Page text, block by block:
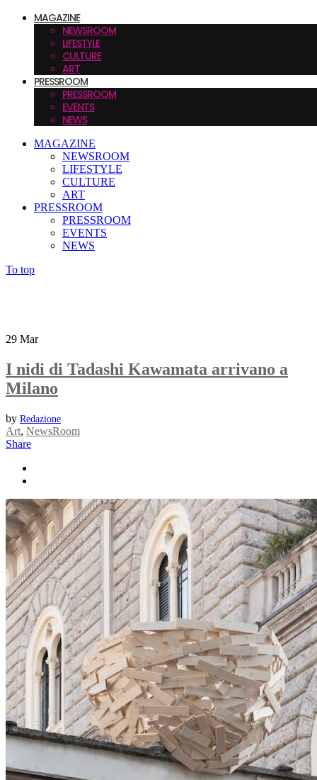
MAGAZINE
NEWSROOM
LIFESTYLE
CULTURE
ART
PRESSROOM
PRESSROOM
EVENTS
NEWS
MAGAZINE
NEWSROOM
LIFESTYLE
CULTURE
ART
PRESSROOM
PRESSROOM
EVENTS
NEWS
To top
29 Mar
I nidi di Tadashi Kawamata arrivano a
Milano
by Redazione
Art, NewsRoom
Share